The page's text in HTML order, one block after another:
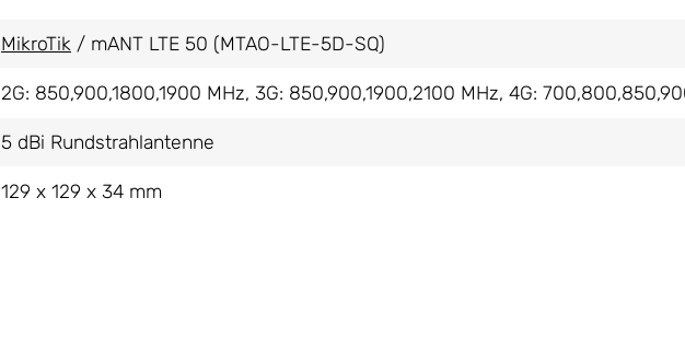
MikroTik / mANT LTE 50 (MTAO-LTE-5D-SQ)
2G: 850,900,1800,1900 MHz, 3G: 850,900,1900,2100 MHz, 4G:
5 dBi Rundstrahlantenne
129 x 129 x 34 mm